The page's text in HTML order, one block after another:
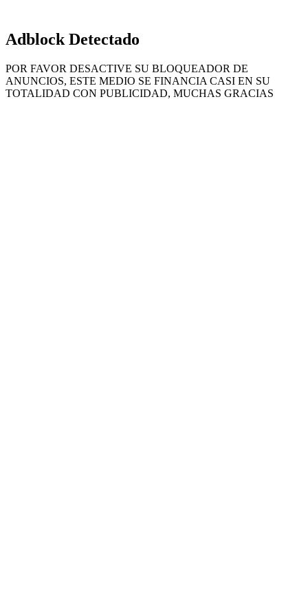
Adblock Detectado
POR FAVOR DESACTIVE SU BLOQUEADOR DE
ANUNCIOS, ESTE MEDIO SE FINANCIA CASI EN SU
TOTALIDAD CON PUBLICIDAD, MUCHAS GRACIAS